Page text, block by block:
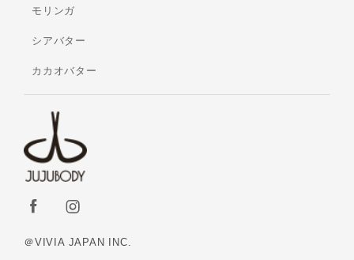
＠VIVIA JAPAN INC.
モリンガ
シアバター
カカオバター